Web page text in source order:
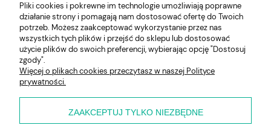
Pomoc
Moje konto
Płatności i dostawa
Pliki cookies i pokrewne im technologie umożliwiają poprawne
działanie strony i pomagają nam dostosować ofertę do Twoich
potrzeb. Możesz zaakceptować wykorzystanie przez nas
wszystkich tych plików i przejść do sklepu lub dostosować
użycie plików do swoich preferencji, wybierając opcję "Dostosuj
zgody".
Więcej o plikach cookies przeczytasz w naszej Polityce
prywatności.
ZAAKCEPTUJ TYLKO NIEZBĘDNE